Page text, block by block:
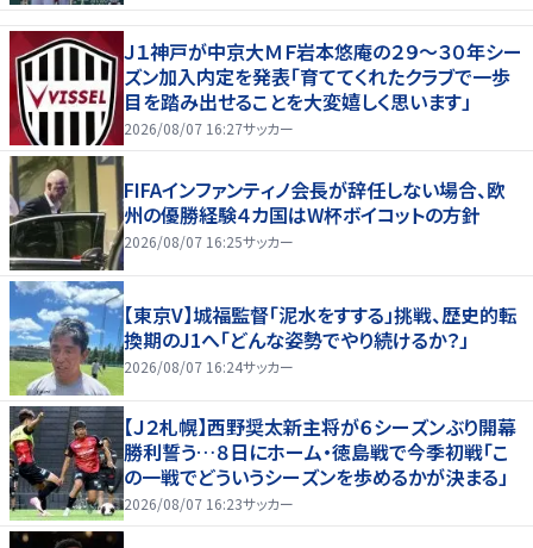
Ｊ１神戸が中京大ＭＦ岩本悠庵の２９～３０年シー
ズン加入内定を発表「育ててくれたクラブで一歩
目を踏み出せることを大変嬉しく思います」
2026/08/07 16:27サッカー
FIFAインファンティノ会長が辞任しない場合、欧
州の優勝経験４カ国はW杯ボイコットの方針
2026/08/07 16:25サッカー
【東京V】城福監督「泥水をすする」挑戦、歴史的転
換期のJ1へ「どんな姿勢でやり続けるか？」
2026/08/07 16:24サッカー
【Ｊ２札幌】西野奨太新主将が６シーズンぶり開幕
勝利誓う…８日にホーム・徳島戦で今季初戦「こ
の一戦でどういうシーズンを歩めるかが決まる」
2026/08/07 16:23サッカー